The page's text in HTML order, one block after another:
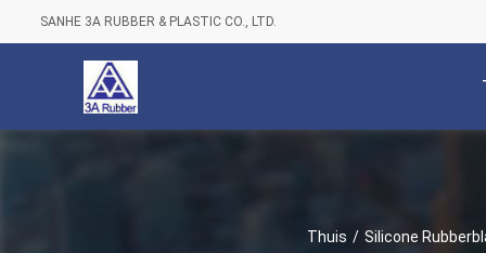
SANHE 3A RUBBER & PLASTIC CO., LTD.
Thuis / Silicone